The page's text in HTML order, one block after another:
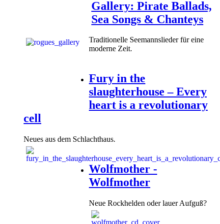
Gallery: Pirate Ballads,
Sea Songs & Chanteys
Traditionelle Seemannslieder für eine
moderne Zeit.
Fury in the
slaughterhouse – Every
heart is a revolutionary
cell
Neues aus dem Schlachthaus.
Wolfmother -
Wolfmother
Neue Rockhelden oder lauer Aufguß?